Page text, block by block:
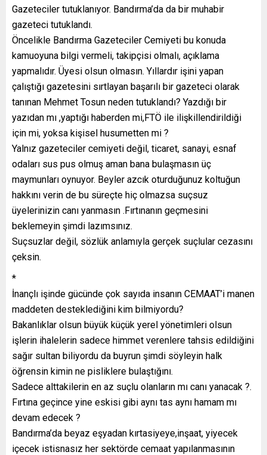
Gazeteciler tutuklanıyor. Bandırma’da da bir muhabir
gazeteci tutuklandı.
Öncelikle Bandırma Gazeteciler Cemiyeti bu konuda
kamuoyuna bilgi vermeli, takipçisi olmalı, açıklama
yapmalıdır. Üyesi olsun olmasın. Yıllardır işini yapan
çalıştığı gazetesini sırtlayan başarılı bir gazeteci olarak
tanınan Mehmet Tosun neden tutuklandı? Yazdığı bir
yazıdan mı ,yaptığı haberden mi,FTÖ ile ilişkillendirildiği
için mi, yoksa kişisel husumetten mi ?
Yalnız gazeteciler cemiyeti değil, ticaret, sanayi, esnaf
odaları sus pus olmuş aman bana bulaşmasın üç
maymunları oynuyor. Beyler azcık oturduğunuz koltuğun
hakkını verin de bu süreçte hiç olmazsa suçsuz
üyelerinizin canı yanmasın .Fırtınanın geçmesini
beklemeyin şimdi lazımsınız.
Suçsuzlar değil, sözlük anlamıyla gerçek suçlular cezasını
çeksin.
*
İnançlı işinde gücünde çok sayıda insanın CEMAAT’i manen
maddeten desteklediğini kim bilmiyordu?
Bakanlıklar olsun büyük küçük yerel yönetimleri olsun
işlerin ihalelerin sadece himmet verenlere tahsis edildiğini
sağır sultan biliyordu da buyrun şimdi söyleyin halk
öğrensin kimin ne pisliklere bulaştığını.
Sadece alttakilerin en az suçlu olanların mı canı yanacak ?.
Fırtına geçince yine eskisi gibi aynı tas aynı hamam mı
devam edecek ?
Bandırma’da beyaz eşyadan kırtasiyeye,inşaat, yiyecek
içecek istisnasız her sektörde cemaat yapılanmasının